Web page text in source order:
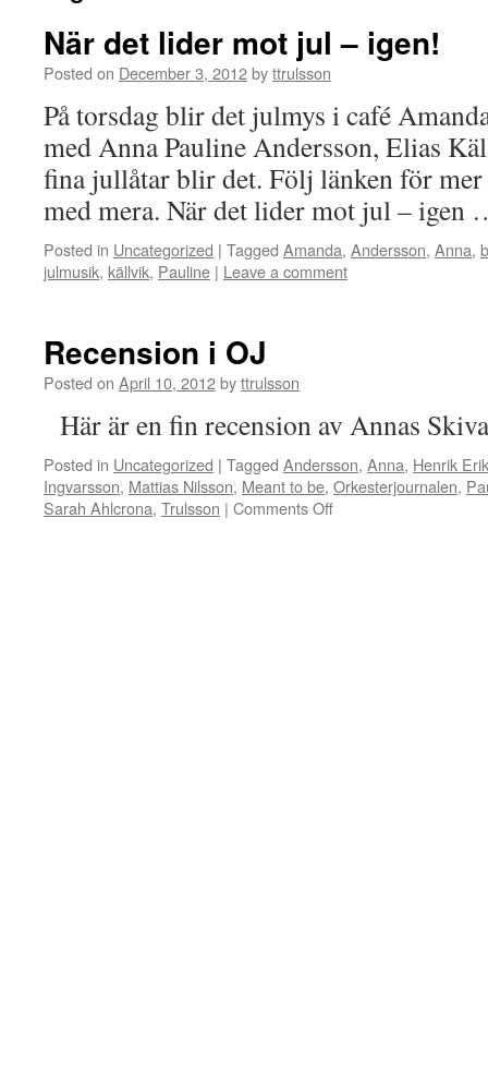
När det lider mot jul – igen!
Posted on December 3, 2012byttrulsson
På torsdag blir det julmys i café
med Anna Pauline Andersson, Elias
fina jullåtar blir det. Följ länken för
med mera. När det lider mot jul –
Posted in Uncategorized | Tagged Amanda, Andersson, Anna,
julmusik, källvik, Pauline | Leave a comment
Recension i OJ
Posted on April 10, 2012byttrulsson
Här är en fin recension av Annas
Posted in Uncategorized | Tagged Andersson, Anna, Henrik
Ingvarsson, Mattias Nilsson, Meant to be, Orkesterjournalen,
Sarah Ahlcrona, Trulsson | Comments Offon